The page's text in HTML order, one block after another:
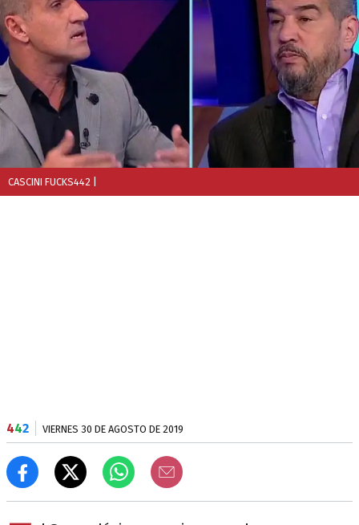
CASCINI FUCKS442
442 VIERNES 30 DE AGOSTO DE 2019